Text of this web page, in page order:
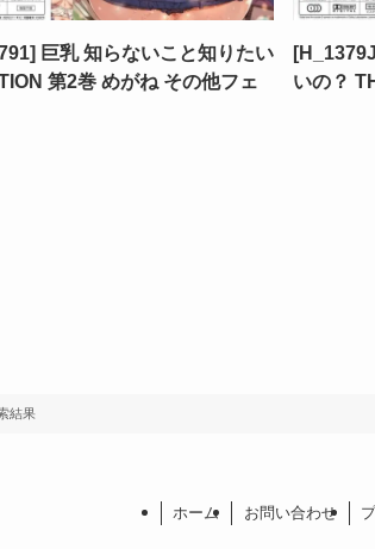
巨乳 知らないこと知りたい
第2巻 めがね その他フェ
いの？
結果
ホーム お問い合わせ